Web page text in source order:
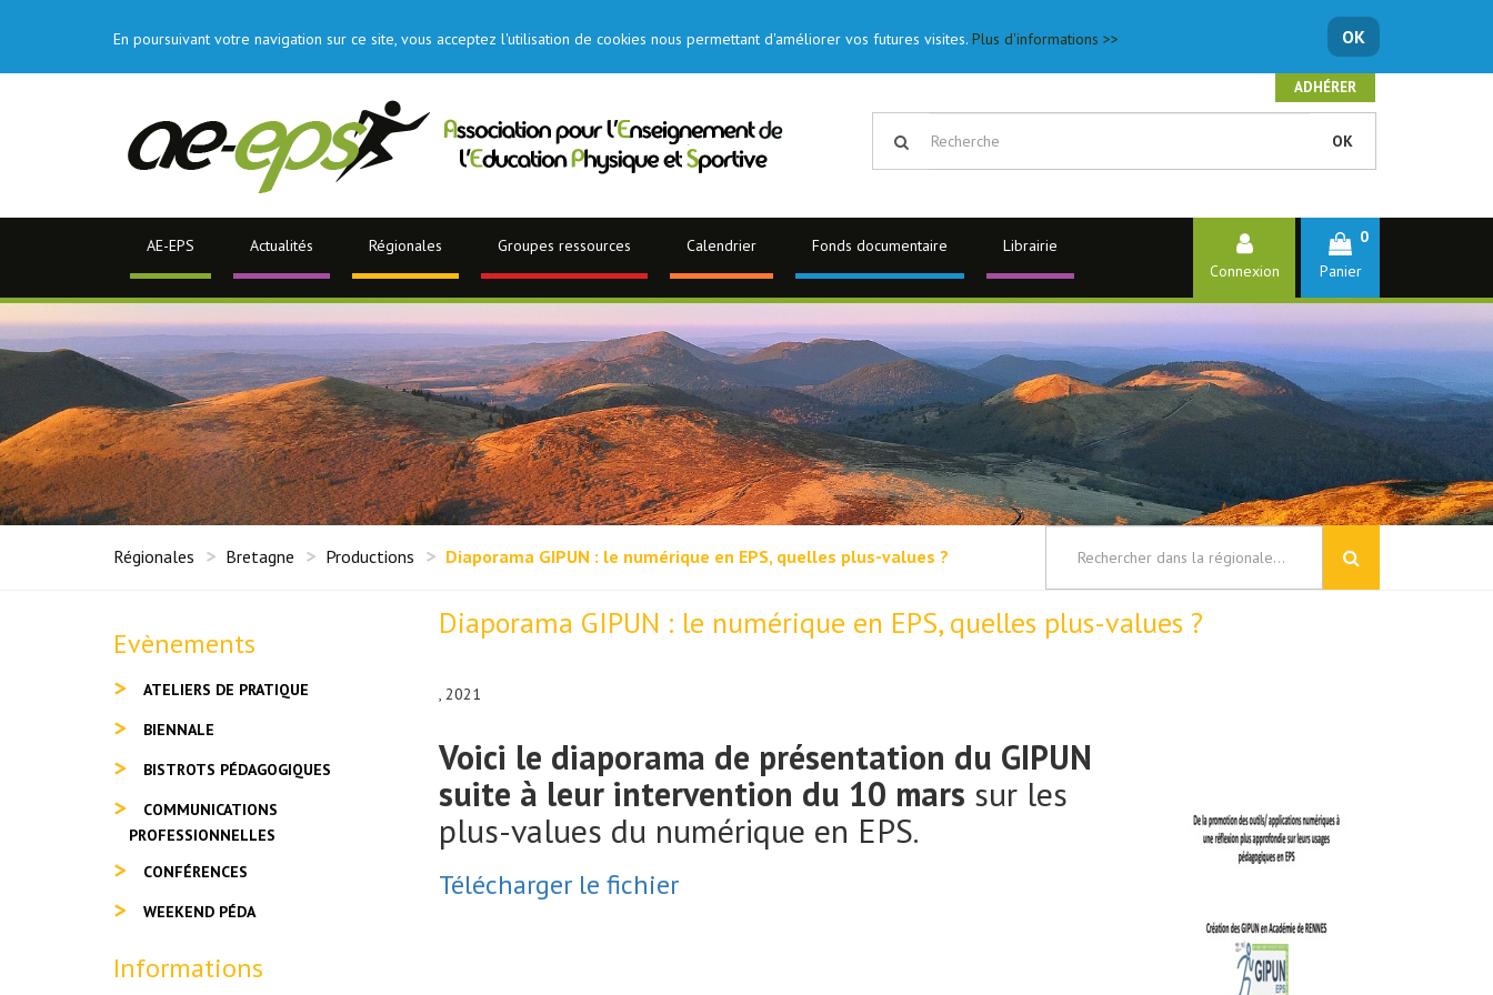
En poursuivant votre navigation sur ce site, vous acceptez l'utilisation de cookies nous permettant d'améliorer vos futures visites. Plus d'informations >> OK
ADHÉRER
OK
AE-EPS Actualités Régionales Groupes ressources Calendrier Fonds documentaire
Librairie
Connexion
0
Panier
Régionales Bretagne Productions Diaporama GIPUN : le numérique en EPS, quelles plus-values ?
Diaporama GIPUN : le numérique en EPS, quelles plus-values ?
, 2021
Voici le diaporama de présentation du GIPUN
suite à leur intervention du 10 mars sur les
plus-values du numérique en EPS.
Télécharger le fichier
Evènements
ATELIERS DE PRATIQUE
BIENNALE
BISTROTS PÉDAGOGIQUES
COMMUNICATIONS
PROFESSIONNELLES
CONFÉRENCES
WEEKEND PÉDA
Informations